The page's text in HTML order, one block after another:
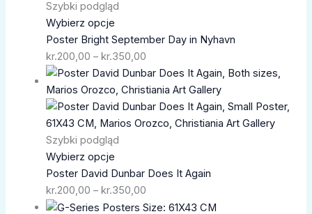
Szybki podgląd
Wybierz opcje
Poster Bright September Day in Nyhavn
kr.200,00 – kr.350,00
Szybki podgląd
Wybierz opcje
Poster David Dunbar Does It Again
kr.200,00 – kr.350,00
Zakres
cen:
od
kr.200,00